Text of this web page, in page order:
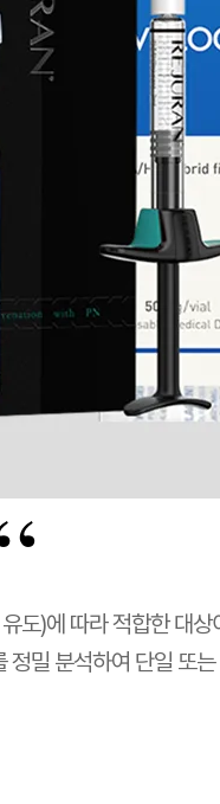
도)에 따라 적합한
정밀 분석하여 단일 또